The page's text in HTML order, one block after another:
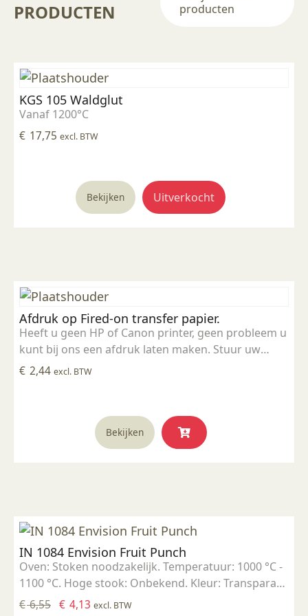
PRODUCTEN
producten
KGS 105 Waldglut
Vanaf 1200°C
€ 17,75 excl. BTW
Bekijken Uitverkocht
Afdruk op Fired-on transfer papier.
Heeft u geen HP of Canon printer, geen probleem u
kunt bij ons een afdruk laten maken. Stuur uw
afdruk in pdf formaat naar ons email adres en
€ 2,44 excl. BTW
Bekijken
IN 1084 Envision Fruit Punch
Oven: Stoken noodzakelijk. Temperatuur: 1000 °C -
1100 °C. Hoge stook: Onbekend. Kleur: Transparant
tot opaak. Aantal lagen: 1-3 lagen. Voedselveilig:
€6,55 Oorspronkelijke
€ 4,13 Huidige
excl. BTW